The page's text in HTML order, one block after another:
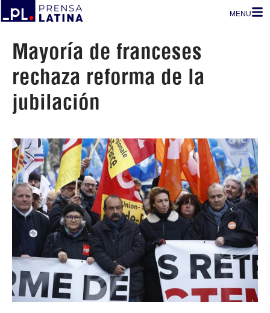
MENU
Mayoría de franceses
rechaza reforma de la
jubilación